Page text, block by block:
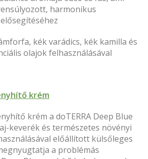
harmonikus
kék varádics, kék kamilla és
olajok felhasználásával
krém
krém a doTERRA Deep Blue
keverék és természetes növényi
előállított külsőleges
a problémás